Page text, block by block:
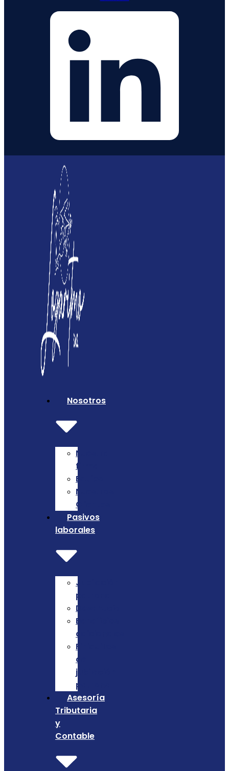
Nosotros
Nuestra
firma
Equipo
Nuestros
Clientes
Pasivos
laborales
Jubilación
patronal
Desahucio
Beneficios
adicionales
Finiquitos
de
jubilación
patronal
Asesoría
Tributaria
y
Contable